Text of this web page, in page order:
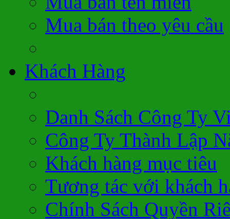
Mua bán theo yêu cầu
Khách Hàng
Danh Sách Công Ty
Công Ty Thành Lập
Khách hàng mục tiêu
Tương tác với khách
Chính Sách Quyền